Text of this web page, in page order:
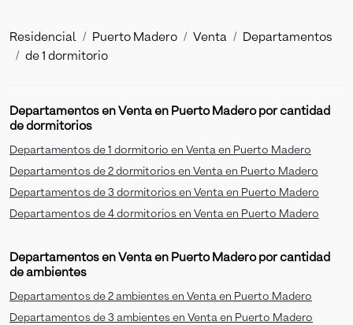
Residencial Puerto Madero Venta
Departamentos
de 1 dormitorio
Departamentos en Venta en Puerto Madero por cantidad
de dormitorios
Departamentos de 1 dormitorio en Venta en Puerto Madero
Departamentos de 2 dormitorios en Venta en Puerto Madero
Departamentos de 3 dormitorios en Venta en Puerto Madero
Departamentos de 4 dormitorios en Venta en Puerto Madero
Departamentos en Venta en Puerto Madero por cantidad
de ambientes
Departamentos de 2 ambientes en Venta en Puerto Madero
Departamentos de 3 ambientes en Venta en Puerto Madero